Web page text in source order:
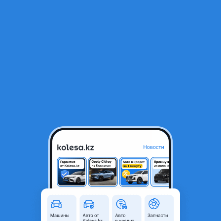
Ремкомплект двигателя тойота
Объявление находится в архиве и может быть